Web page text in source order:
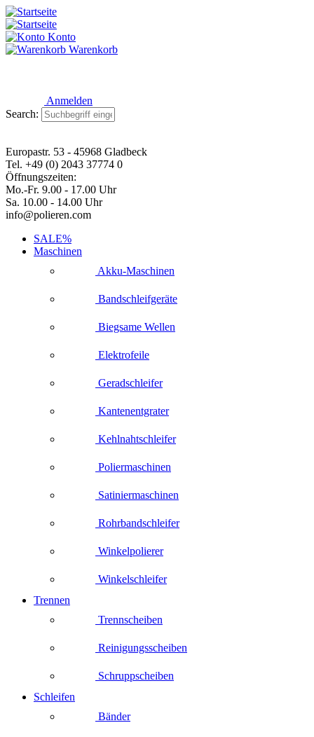
Konto
Warenkorb
Anmelden
Search:
Europastr. 53 - 45968 Gladbeck
Tel. +49 (0) 2043 37774 0
Öffnungszeiten:
Mo.-Fr. 9.00 - 17.00 Uhr
Sa. 10.00 - 14.00 Uhr
info@polieren.com
SALE%
Maschinen
Akku-Maschinen
Bandschleifgeräte
Biegsame Wellen
Elektrofeile
Geradschleifer
Kantenentgrater
Kehlnahtschleifer
Poliermaschinen
Satiniermaschinen
Rohrbandschleifer
Winkelpolierer
Winkelschleifer
Trennen
Trennscheiben
Reinigungsscheiben
Schruppscheiben
Schleifen
Bänder